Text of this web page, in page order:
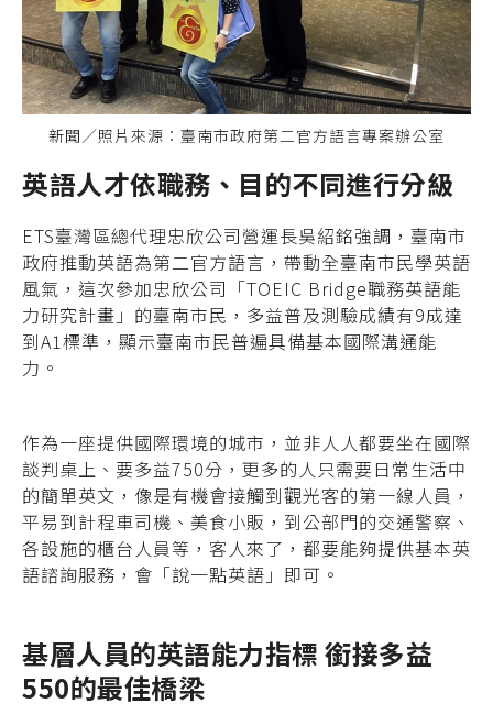
新聞／照片來源：臺南市政府第二官方語言專案辦公室
英語人才依職務、目的不同進行分級
ETS臺灣區總代理忠欣公司營運長吳紹銘強調，臺南市
政府推動英語為第二官方語言，帶動全臺南市民學英語
風氣，這次參加忠欣公司「TOEIC Bridge職務英語能
力研究計畫」的臺南市民，多益普及測驗成績有9成達
到A1標準，顯示臺南市民普遍具備基本國際溝通能
力。
作為一座提供國際環境的城市，並非人人都要坐在國際
談判桌上、要多益750分，更多的人只需要日常生活中
的簡單英文，像是有機會接觸到觀光客的第一線人員，
平易到計程車司機、美食小販，到公部門的交通警察、
各設施的櫃台人員等，客人來了，都要能夠提供基本英
語諮詢服務，會「說一點英語」即可。
基層人員的英語能力指標 銜接多益
550的最佳橋梁